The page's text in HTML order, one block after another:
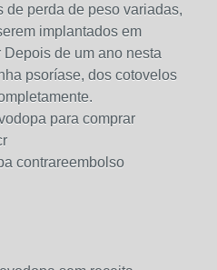
de perda de peso variadas,
implantados em
de um ano nesta
psoríase, dos cotovelos
para comprar
contrareembolso